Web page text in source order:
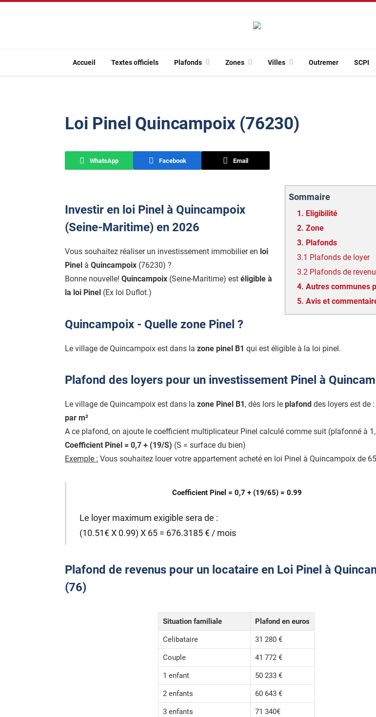
Accueil Textes officiels Plafonds Zones Villes Outremer SCPI
Loi Pinel Quincampoix (76230)
WhatsApp Facebook Email
Sommaire
1. Eligibilité
2. Zone
3. Plafonds
3.1 Plafonds de loyer
3.2 Plafonds de
4. Autres communes
5. Avis et
Investir en loi Pinel à Quincampoix
(Seine-Maritime) en 2026
Vous souhaitez réaliser un investissement immobilier en loi
Pinel à Quincampoix (76230) ?
Bonne nouvelle! Quincampoix (Seine-Maritime) est éligible à
la loi Pinel (Ex loi Duflot.)
Quincampoix - Quelle zone Pinel ?
Le village de Quincampoix est dans la zone pinel B1 qui est éligible à la loi pinel.
Plafond des loyers pour un investissement Pinel à
Le village de Quincampoix est dans la zone Pinel B1 , dès lors le plafond des loyers est de :
par m²
A ce plafond, on ajoute le coefficient multiplicateur Pinel calculé comme suit (plafonné à
Coefficient Pinel = 0,7 + (19/S) (S = surface du bien)
Exemple : Vous souhaitez louer votre appartement acheté en loi Pinel à Quincampoix de
Coefficient Pinel = 0,7 + (19/65) = 0.99
Le loyer maximum exigible sera de :
(10.51€ X 0.99) X 65 = 676.3185 € / mois
Plafond de revenus pour un locataire en Loi Pinel à
(76)
Situation familiale Plafond en euros
Celibataire 31 280 €
Couple 41 772 €
1 enfant 50 233 €
2 enfants 60 643 €
3 enfants 71 340€